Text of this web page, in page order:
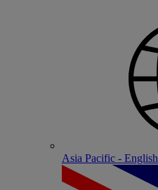
Asia Pacific - English